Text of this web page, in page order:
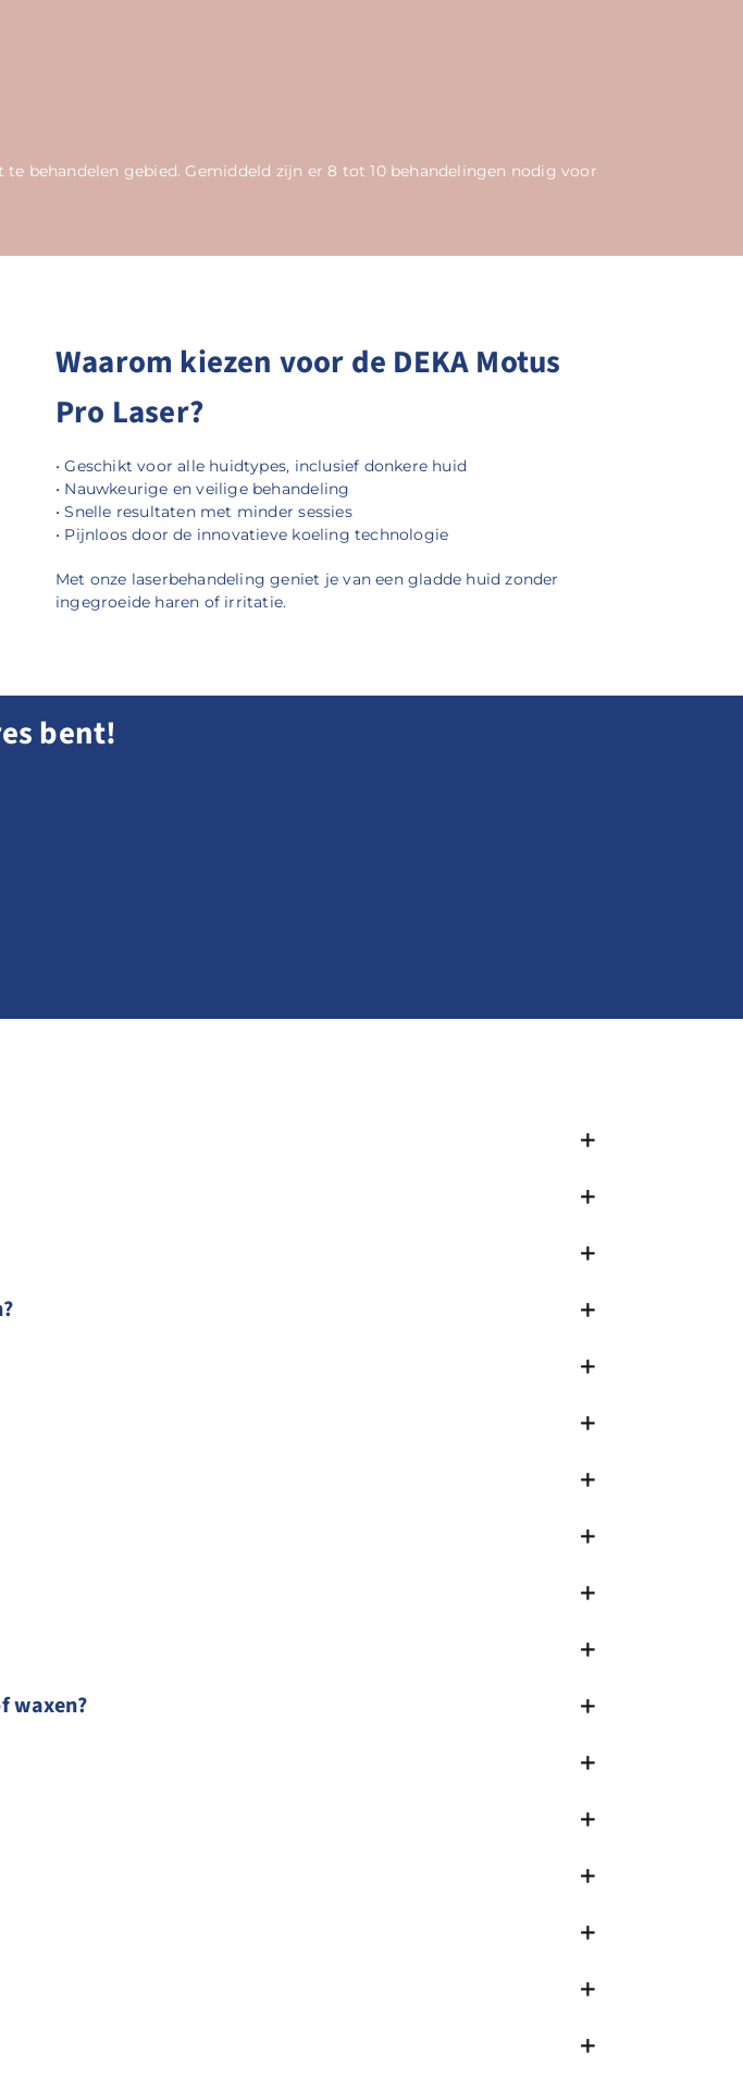
behandelen gebied. Gemiddeld zijn er 8 tot 10 behandelingen nodig voor
Waarom kiezen voor de DEKA Motus
Pro Laser?
• Geschikt voor alle huidtypes, inclusief donkere huid
• Nauwkeurige en veilige behandeling
• Snelle resultaten met minder sessies
• Pijnloos door de innovatieve koeling technologie
Met onze laserbehandeling geniet je van een gladde huid zonder
ingegroeide haren of irritatie.
bent!
waxen?